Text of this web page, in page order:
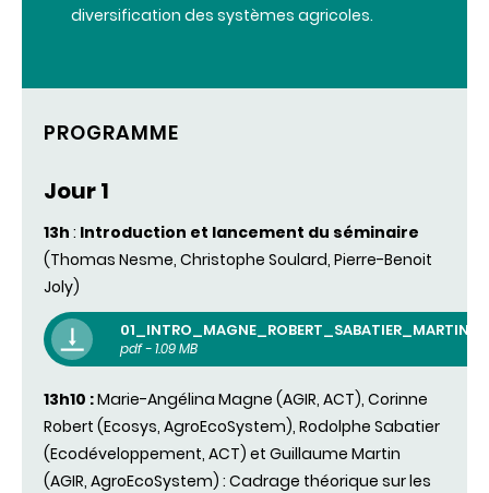
diversification des systèmes agricoles.
PROGRAMME
Jour 1
13h : Introduction et lancement du séminaire
(Thomas Nesme, Christophe Soulard, Pierre-Benoit
Joly)
pdf - 1.09 MB
13h10 :Marie-Angélina Magne (AGIR, ACT), Corinne
Robert (Ecosys, AgroEcoSystem), Rodolphe Sabatier
(Ecodéveloppement, ACT) et Guillaume Martin
(AGIR, AgroEcoSystem) : Cadrage théorique sur les